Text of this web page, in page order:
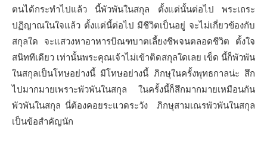
ตนได้กระทำไปแล้ว นี้พัวพันในสกุล ตั้งแต่นั้นต่อไป พระเถระ
ปฏิญาณในใจแล้ว ตั้งแต่นี้ต่อไป มีชีวิตเป็นอยู่ จะไม่เกี่ยวข้องกับ
สกุลใด จะแสวงหาอาหารบิณฑบาตเลี้ยงชีพจนตลอดชีวิต ตั้งใจ
สนิททีเดียว เท่านั้นพระคุณเจ้าไม่เข้าติดสกุลใดเลย เข็ด นี้ก็พัวพัน
ในสกุลเป็นโทษอย่างนี้ มีโทษอย่างนี้ ภิกษุในครั้งพุทธกาลน่ะ สึก
ไปมากมายเพราะพัวพันในสกุล ในครั้งนี้ก็สึกมากมายเหมือนกัน
พัวพันในสกุล นี่ต้องคอยระแวดระวัง ภิกษุสามเณรพัวพันในสกุล
เป็นข้อสำคัญนัก